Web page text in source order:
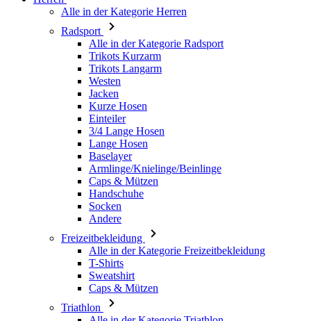
Trikots Langarm
Westen
Jacken
Kurze Hosen
Einteiler
3/4 Lange Hosen
Lange Hosen
Baselayer
Armlinge/Knielinge/Beinlinge
Caps & Mützen
Handschuhe
Socken
Andere
Freizeitbekleidung
Alle in der Kategorie Freizeitbekleidung
T-Shirts
Sweatshirt
Caps & Mützen
Triathlon
Alle in der Kategorie Triathlon
Top
Anzüge
Kurze Hosen
Sommer 2026